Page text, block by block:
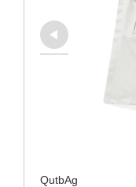
QutbAg